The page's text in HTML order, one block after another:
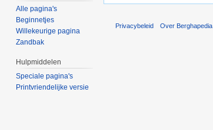
Alle pagina's
Beginnetjes
Willekeurige pagina
Zandbak
Hulpmiddelen
Speciale pagina's
Printvriendelijke versie
Privacybeleid Over Berghapedia